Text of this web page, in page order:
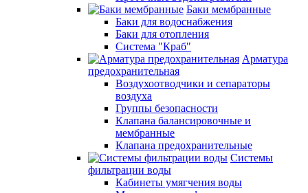
Баки мембранные
Баки для водоснабжения
Баки для отопления
Система "Краб"
Арматура
предохранительная
Воздухоотводчики и сепараторы
воздуха
Группы безопасности
Клапана балансировочные и
мембранные
Клапана предохранительные
Системы
фильтрации воды
Кабинеты умягчения воды